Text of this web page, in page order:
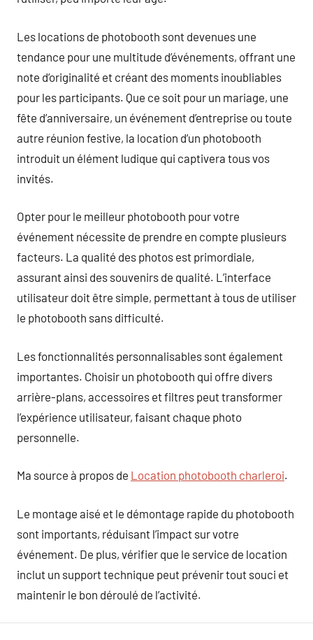
Les locations de photobooth sont devenues une
tendance pour une multitude d’événements, offrant une
note d’originalité et créant des moments inoubliables
pour les participants. Que ce soit pour un mariage, une
fête d’anniversaire, un événement d’entreprise ou toute
autre réunion festive, la location d’un photobooth
introduit un élément ludique qui captivera tous vos
invités.
Opter pour le meilleur photobooth pour votre
événement nécessite de prendre en compte plusieurs
facteurs. La qualité des photos est primordiale,
assurant ainsi des souvenirs de qualité. L’interface
utilisateur doit être simple, permettant à tous de utiliser
le photobooth sans difficulté.
Les fonctionnalités personnalisables sont également
importantes. Choisir un photobooth qui offre divers
arrière-plans, accessoires et filtres peut transformer
l’expérience utilisateur, faisant chaque photo
personnelle.
Ma source à propos de Location photobooth charleroi.
Le montage aisé et le démontage rapide du photobooth
sont importants, réduisant l’impact sur votre
événement. De plus, vérifier que le service de location
inclut un support technique peut prévenir tout souci et
maintenir le bon déroulé de l’activité.